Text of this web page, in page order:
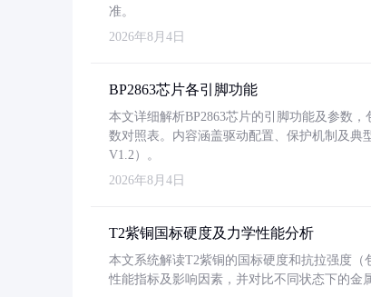
准。
2026年8月4日
BP2863芯片各引脚功能
本文详细解析BP2863芯片的引脚功能及参数
数对照表。内容涵盖驱动配置、保护机制及典
V1.2）。
2026年8月4日
T2紫铜国标硬度及力学性能分析
本文系统解读T2紫铜的国标硬度和抗拉强度（
性能指标及影响因素，并对比不同状态下的金